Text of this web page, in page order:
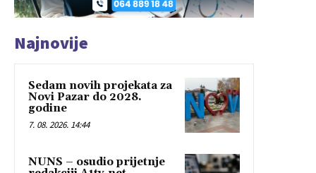
Najnovije
Sedam novih projekata za
Novi Pazar do 2028.
godine
7. 08. 2026. 14:44
NUNS – osudio prijetnje